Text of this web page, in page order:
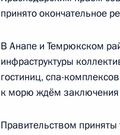
Встреча с
6 сентября 2022 года, 18:50
принято окончательное
В Анапе и Темрюкском
инфраструктуры
гостиниц, спа-
к морю ждём заключения
Правительством